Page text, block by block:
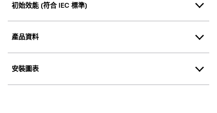
初始效能 (符合 IEC 標準)
產品資料
安裝圖表